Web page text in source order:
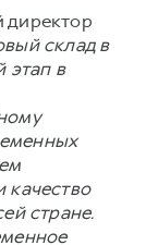
директор
склад в
этап в
качество
стране.